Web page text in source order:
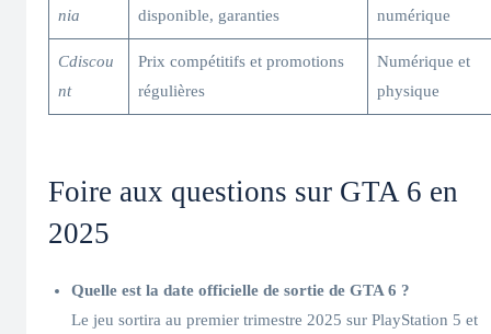
nia
disponible, garanties
numérique
Cdiscou
nt
Prix compétitifs et promotions
régulières
Numérique et
physique
Foire aux questions sur GTA 6 en
2025
Quelle est la date officielle de sortie de GTA 6 ?
Le jeu sortira au premier trimestre 2025 sur PlayStation 5 et